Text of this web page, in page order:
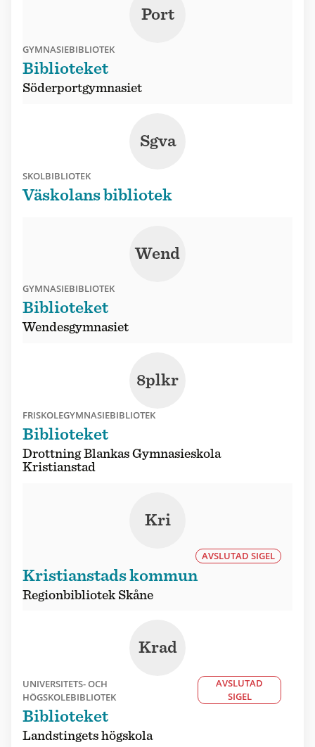
Port
GYMNASIEBIBLIOTEK
Biblioteket
Söderportgymnasiet
Sgva
SKOLBIBLIOTEK
Väskolans bibliotek
Wend
GYMNASIEBIBLIOTEK
Biblioteket
Wendesgymnasiet
8plkr
FRISKOLEGYMNASIEBIBLIOTEK
Biblioteket
Drottning Blankas Gymnasieskola
Kristianstad
Kri
AVSLUTAD SIGEL
Kristianstads kommun
Regionbibliotek Skåne
Krad
UNIVERSITETS- OCH
HÖGSKOLEBIBLIOTEK
AVSLUTAD
SIGEL
Biblioteket
Landstingets högskola